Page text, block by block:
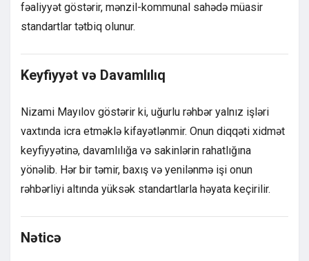
fəaliyyət göstərir, mənzil-kommunal sahədə müasir
standartlar tətbiq olunur.
Keyfiyyət və Davamlılıq
Nizami Mayılov göstərir ki, uğurlu rəhbər yalnız işləri
vaxtında icra etməklə kifayətlənmir. Onun diqqəti xidmət
keyfiyyətinə, davamlılığa və sakinlərin rahatlığına
yönəlib. Hər bir təmir, baxış və yenilənmə işi onun
rəhbərliyi altında yüksək standartlarla həyata keçirilir.
Nəticə